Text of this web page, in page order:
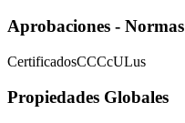
Aprobaciones - Normas
CertificadosCCCcULus
Propiedades Globales